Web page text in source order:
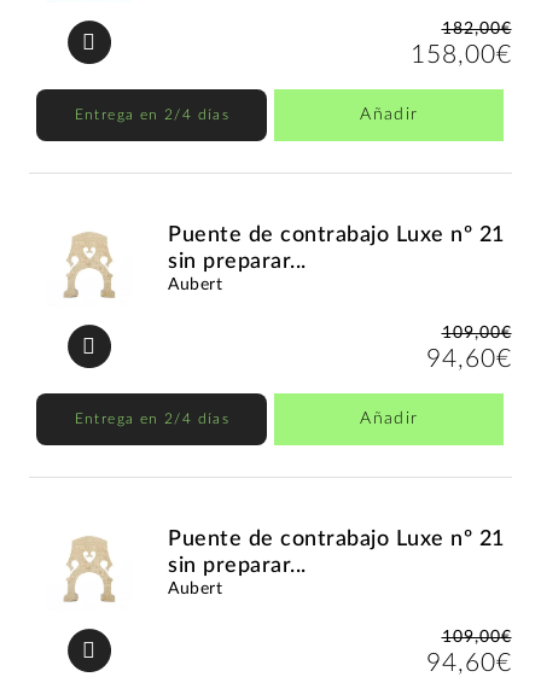
182,00€
158,00€
Entrega en 2/4 días Añadir
Puente de contrabajo Luxe nº 21
sin preparar...
Aubert
109,00€
94,60€
Entrega en 2/4 días Añadir
Puente de contrabajo Luxe nº 21
sin preparar...
Aubert
109,00€
94,60€